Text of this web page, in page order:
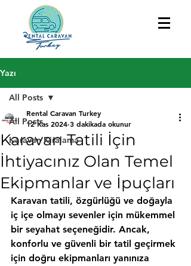
Yazı
All Posts
Karavan Kiralama
All Posts
Karavan Tatili İçin
İhtiyacınız Olan Temel
Ekipmanlar ve İpuçları
Rental Caravan Turkey
12 Kas 2024 3 dakikada okunur
Karavan tatili, özgürlüğü ve doğayla
iç içe olmayı sevenler için mükemmel
bir seyahat seçeneğidir. Ancak,
konforlu ve güvenli bir tatil geçirmek
için doğru ekipmanları yanınıza